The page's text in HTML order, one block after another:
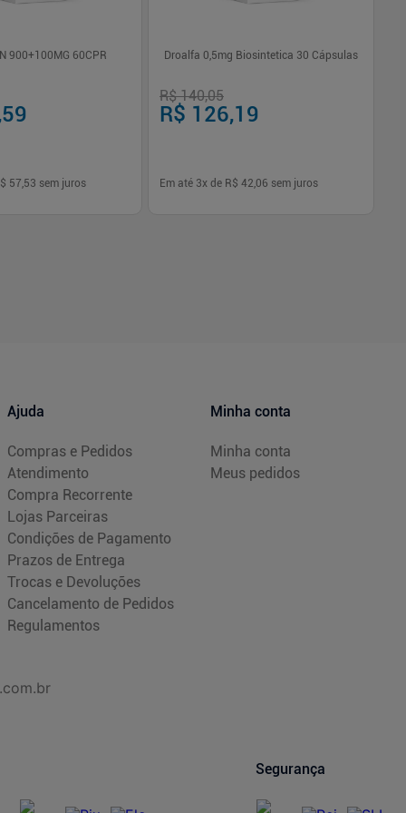
900+100MG 60CPR
57,53 sem juros
Droalfa 0,5mg Biosintetica 30 Cápsulas
R$ 140,05
R$ 126,19
Em até 3x de R$ 42,06 sem juros
Ajuda
Compras e Pedidos
Atendimento
Compra Recorrente
Lojas Parceiras
Condições de Pagamento
Prazos de Entrega
Trocas e Devoluções
Cancelamento de Pedidos
Regulamentos
Minha conta
Minha conta
Meus pedidos
Segurança